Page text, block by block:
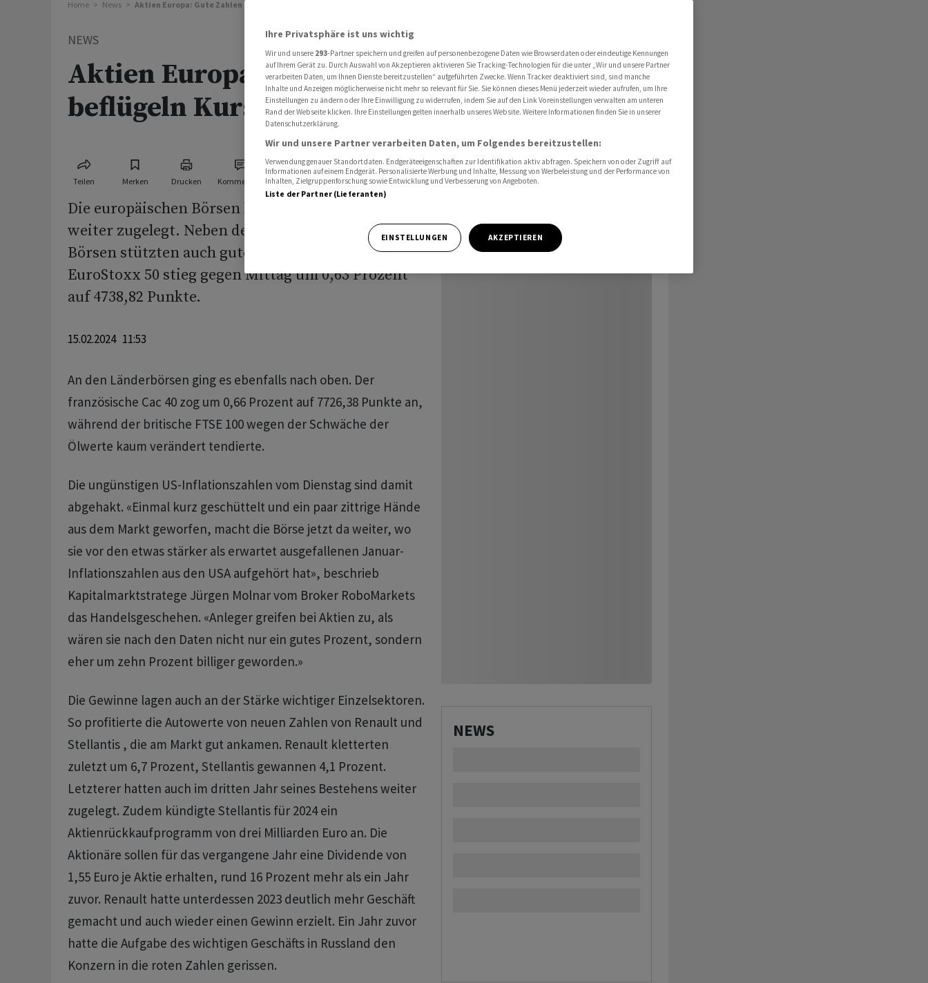
Home News Aktien Europa: Gute Zahlen beflügeln Kurse
NEWS
Aktien Europa: Gute Zahlen
beflügeln Kurse
Teilen Merken Drucken Kommentare
Die europäischen Börsen haben am Donnerstag
weiter zugelegt. Neben den Vorgaben der US-
Börsen stützten auch gute Quartalszahlen. Der
EuroStoxx 50 stieg gegen Mittag um 0,63 Prozent
auf 4738,82 Punkte.
15.02.2024 11:53
An den Länderbörsen ging es ebenfalls nach oben. Der
französische Cac 40 zog um 0,66 Prozent auf 7726,38 Punkte an,
während der britische FTSE 100 wegen der Schwäche der
Ölwerte kaum verändert tendierte.
Die ungünstigen US-Inflationszahlen vom Dienstag sind damit
abgehakt. «Einmal kurz geschüttelt und ein paar zittrige Hände
aus dem Markt geworfen, macht die Börse jetzt da weiter, wo
sie vor den etwas stärker als erwartet ausgefallenen Januar-
Inflationszahlen aus den USA aufgehört hat», beschrieb
Kapitalmarktstratege Jürgen Molnar vom Broker RoboMarkets
das Handelsgeschehen. «Anleger greifen bei Aktien zu, als
wären sie nach den Daten nicht nur ein gutes Prozent, sondern
eher um zehn Prozent billiger geworden.»
Die Gewinne lagen auch an der Stärke wichtiger Einzelsektoren.
So profitierte die Autowerte von neuen Zahlen von Renault und
Stellantis , die am Markt gut ankamen. Renault kletterten
zuletzt um 6,7 Prozent, Stellantis gewannen 4,1 Prozent.
Letzterer hatten auch im dritten Jahr seines Bestehens weiter
zugelegt. Zudem kündigte Stellantis für 2024 ein
Aktienrückkaufprogramm von drei Milliarden Euro an. Die
Aktionäre sollen für das vergangene Jahr eine Dividende von
1,55 Euro je Aktie erhalten, rund 16 Prozent mehr als ein Jahr
zuvor. Renault hatte unterdessen 2023 deutlich mehr Geschäft
gemacht und auch wieder einen Gewinn erzielt. Ein Jahr zuvor
hatte die Aufgabe des wichtigen Geschäfts in Russland den
Konzern in die roten Zahlen gerissen.
NEWS
Ihre Privatsphäre ist uns wichtig
Wir und unsere 293-Partner speichern und greifen auf personenbezogene Daten wie Browserdaten oder eindeutige Kennungen
auf Ihrem Gerät zu. Durch Auswahl von Akzeptieren aktivieren Sie Tracking-Technologien für die unter „Wir und unsere Partner
verarbeiten Daten, um Ihnen Dienste bereitzustellen“ aufgeführten Zwecke. Wenn Tracker deaktiviert sind, sind manche
Inhalte und Anzeigen möglicherweise nicht mehr so relevant für Sie. Sie können dieses Menü jederzeit wieder aufrufen, um Ihre
Einstellungen zu ändern oder Ihre Einwilligung zu widerrufen, indem Sie auf den Link Voreinstellungen verwalten am unteren
Rand der Webseite klicken. Ihre Einstellungen gelten innerhalb unseres Website. Weitere Informationen finden Sie in unserer
Datenschutzerklärung.
Wir und unsere Partner verarbeiten Daten, um Folgendes bereitzustellen:
Verwendung genauer Standortdaten. Endgeräteeigenschaften zur Identifikation aktiv abfragen. Speichern von oder Zugriff auf
Informationen auf einem Endgerät. Personalisierte Werbung und Inhalte, Messung von Werbeleistung und der Performance von
Inhalten, Zielgruppenforschung sowie Entwicklung und Verbesserung von Angeboten.
Liste der Partner (Lieferanten)
EINSTELLUNGEN AKZEPTIEREN